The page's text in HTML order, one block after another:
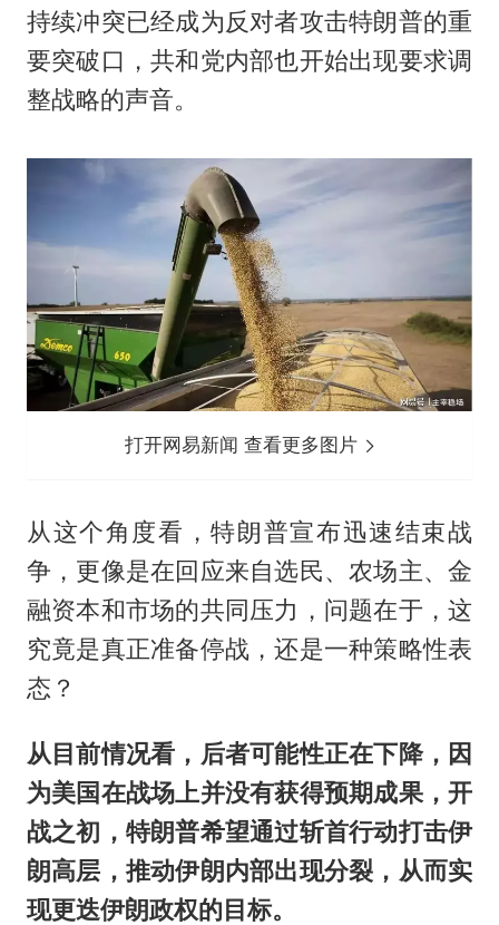
持续冲突已经成为反对者攻击特朗普的重
要突破口，共和党内部也开始出现要求调
整战略的声音。
打开网易新闻 查看更多图片
从这个角度看，特朗普宣布迅速结束战
争，更像是在回应来自选民、农场主、金
融资本和市场的共同压力，问题在于，这
究竟是真正准备停战，还是一种策略性表
态？
从目前情况看，后者可能性正在下降，因
为美国在战场上并没有获得预期成果，开
战之初，特朗普希望通过斩首行动打击伊
朗高层，推动伊朗内部出现分裂，从而实
现更迭伊朗政权的目标。